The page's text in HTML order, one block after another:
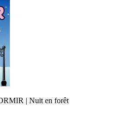
| Nuit en forêt